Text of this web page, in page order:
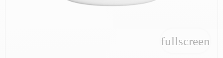
fullscreen
fullscreen